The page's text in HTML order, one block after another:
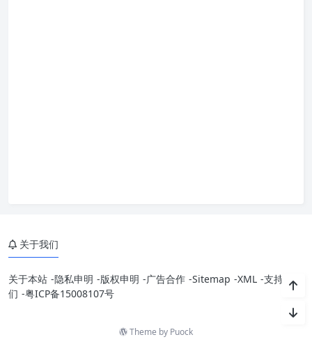
关于我们
关于本站 -隐私申明 -版权申明 -广告合作 -Sitemap -XML -支持我
们 -粤ICP备15008107号
Theme by Puock